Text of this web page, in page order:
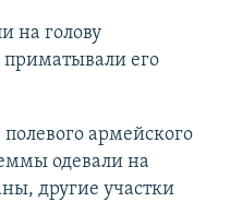
на голову
его
армейского
одевали на
другие участки